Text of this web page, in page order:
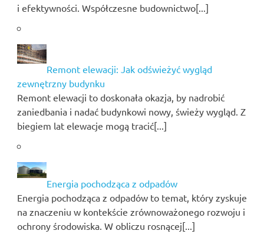
i efektywności. Współczesne budownictwo[...]
Remont elewacji: Jak odświeżyć wygląd
zewnętrzny budynku
Remont elewacji to doskonała okazja, by nadrobić
zaniedbania i nadać budynkowi nowy, świeży wygląd. Z
biegiem lat elewacje mogą tracić[...]
Energia pochodząca z odpadów
Energia pochodząca z odpadów to temat, który zyskuje
na znaczeniu w kontekście zrównoważonego rozwoju i
ochrony środowiska. W obliczu rosnącej[...]